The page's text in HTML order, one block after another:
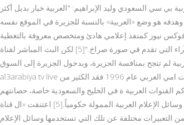
بي سي السعودي وليد الإبراهيم: "العربية خيار بديل أكثر
وهدفه هو وضع «العربية» بالنسبة للجزيرة في الموقع نفسه
نيوز كمنفذ إعلامي هادئ ومتخصص معروفة بالتغطية
الموضوعية وليس الآراء التي تقدم في صورة صراخ."[5] لكن البث المباشر لقناة
لم تنجح بمنافسة الجزيرة، وبدخول الجزيرة إلى السوق
al3arabiya tv live الإعل اخبار العربية نت امي العربي عام 1996 فقد الكثير من
القنوات العربية ة في الخليج والسعودية خاصة، حصانتهم
من النقد الذي أعفتها منه وسائل الإعلام العربية الممولة حكومياً.[5] اعتنقت «ال قناة
التعبيرات مختلفة عن تلك التي تستخدمها وسائل الإعلام